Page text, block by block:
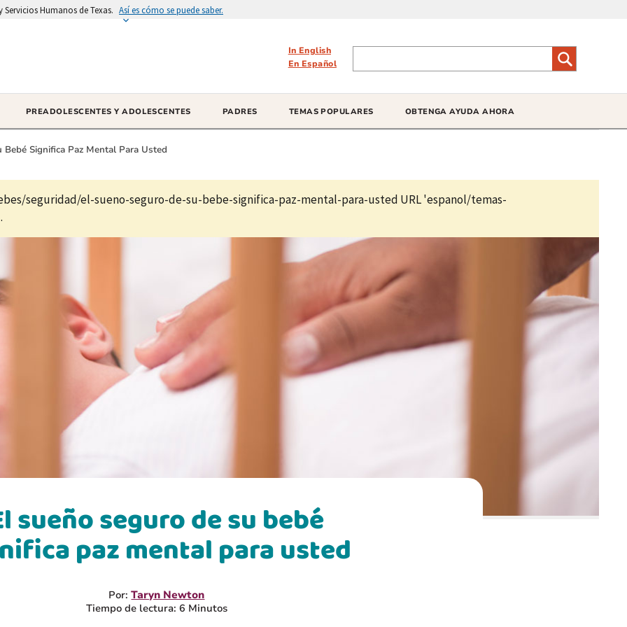
Humanos de Texas. Así es cómo se puede saber.
In English
En Español
PREADOLESCENTES Y ADOLESCENTES PADRES TEMAS POPULARES OBTENGA AYUDA AHORA
Bebé Significa Paz Mental Para Usted
seguridad/el-sueno-seguro-de-su-bebe-significa-paz-mental-para-usted URL 'espanol/temas-
sueño seguro de su bebé
paz mental para usted
Por:Taryn Newton
Tiempo de lectura: 6 Minutos